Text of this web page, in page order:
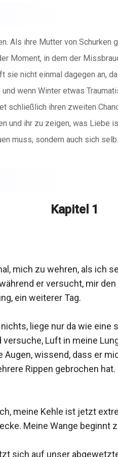
Als ihre Mutter von
Moment, in dem der
sie nicht einmal dagegen an,
wenn Winter etwas
schließlich ihren zweiten
und ihr zu zeigen, was Liebe
muss, sondern auch sich
Kapitel 1
mich zu wehren, als ich
er versucht, mir
ein weiterer Tag.
liege nur da wie
Luft in meine
wissend, dass er
Rippen gebrochen
meine Kehle ist jetzt
Meine Wange beginnt
sich auf unser